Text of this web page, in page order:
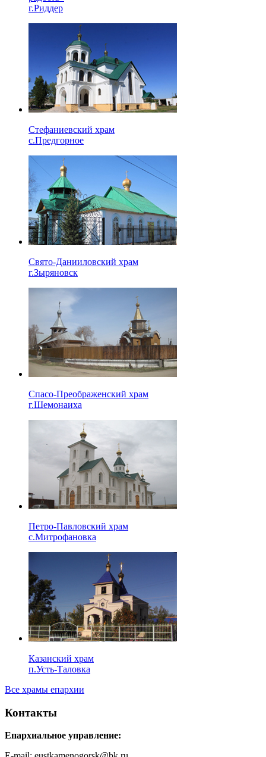
г.Риддер
Стефаниевский храм
с.Предгорное
Свято-Данииловский храм
г.Зыряновск
Спасо-Преображенский храм
г.Шемонаиха
Петро-Павловский храм
с.Митрофановка
Казанский храм
п.Усть-Таловка
Все храмы епархии
Контакты
Епархиальное управление: